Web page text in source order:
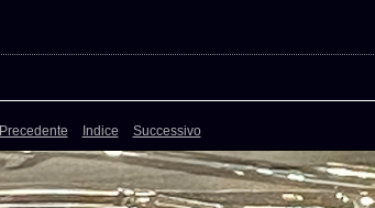
Precedente Indice Successivo